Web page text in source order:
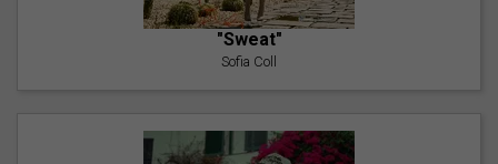
"Sweat"
Sofia Coll